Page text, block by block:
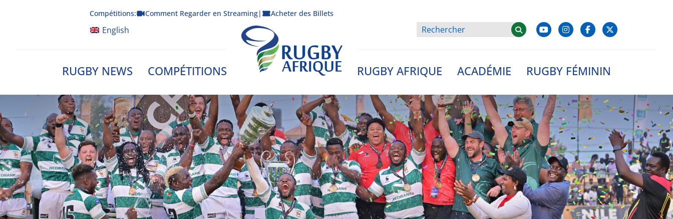
Compétitions: Comment Regarder en Streaming| Acheter des Billets
English
RUGBY NEWS COMPÉTITIONS
Rugby Afrique
RUGBY AFRIQUE ACADÉMIE RUGBY FÉMININ